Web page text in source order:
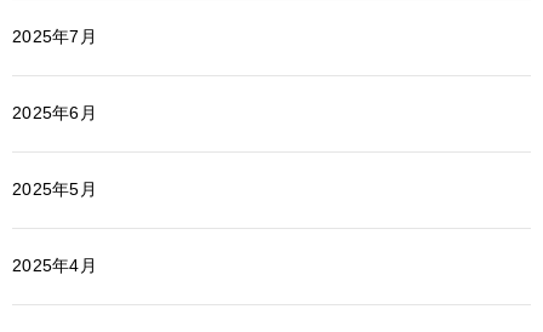
2025年7月
2025年6月
2025年5月
2025年4月